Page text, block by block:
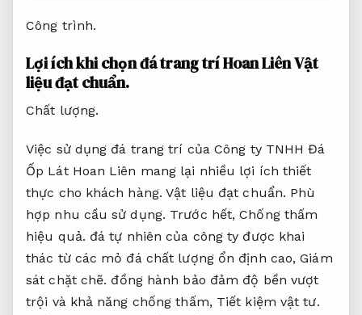
Công trình.
Lợi ích khi chọn đá trang trí Hoan LiênVật
liệu đạt chuẩn.
Chất lượng.
Việc sử dụng đá trang trí của Công ty TNHH Đá
Ốp Lát Hoan Liên mang lại nhiều lợi ích thiết
thực cho khách hàng.Vật liệu đạt chuẩn. Phù
hợp nhu cầu sử dụng. Trước hết,Chống thấm
hiệu quả. đá tự nhiên của công ty được khai
thác từ các mỏ đá chất lượng ổn định cao,Giám
sát chặt chẽ. đồng hành bảo đảm độ bền vượt
trội và khả năng chống thấm, Tiết kiệm vật tư.